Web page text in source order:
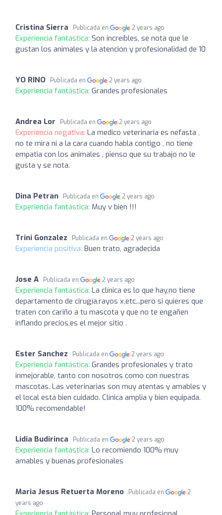
Cristina Sierra Publicada en 2 years ago
Experiencia fantástica: Son increíbles, se nota que le
gustan los animales y la atención y profesionalidad de 10
YO RINO Publicada en 2 years ago
Experiencia fantástica: Grandes profesionales
Andrea Lor Publicada en 2 years ago
Experiencia negativa: La medico veterinaria es nefasta ,
no te mira ni a la cara cuando habla contigo , no tiene
empatia con los animales , pienso que su trabajo no le
gusta y se nota.
Dina Petran Publicada en 2 years ago
Experiencia fantástica: Muy v bien !!!
Trini Gonzalez Publicada en 2 years ago
Experiencia positiva: Buen trato, agradecida
Jose A Publicada en 2 years ago
Experiencia fantástica: La clínica es lo que hay,no tiene
departamento de cirugía,rayos x,etc...pero si quieres que
traten con cariño a tu mascota y que no te engañen
inflando precios,es el mejor sitio .
Ester Sanchez Publicada en 2 years ago
Experiencia fantástica: Grandes profesionales y trato
inmejorable, tanto con nosotros como con nuestras
mascotas. Las veterinarias son muy atentas y amables y
el local está bien cuidado. Clínica amplia y bien equipada.
100% recomendable!
Lidia Budirinca Publicada en 2 years ago
Experiencia fantástica: Lo recomiendo 100% muy
amables y buenas profesionales
Maria Jesus Retuerta Moreno Publicada en
2
years ago